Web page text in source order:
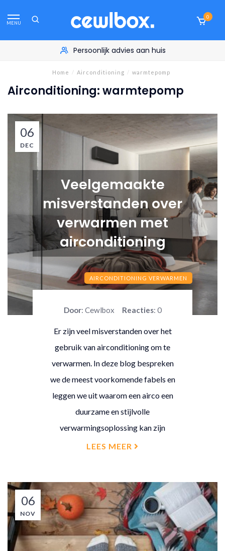
MENU
0
Persoonlijk advies aan huis
Home / Airconditioning / warmtepomp
Airconditioning: warmtepomp
06
DEC
Veelgemaakte
misverstanden over
verwarmen met
airconditioning
AIRCONDITIONING VERWARMEN
Door: Cewlbox Reacties: 0
Er zijn veel misverstanden over het
gebruik van airconditioning om te
verwarmen. In deze blog bespreken
we de meest voorkomende fabels en
leggen we uit waarom een airco een
duurzame en stijlvolle
verwarmingsoplossing kan zijn
LEES MEER
06
NOV